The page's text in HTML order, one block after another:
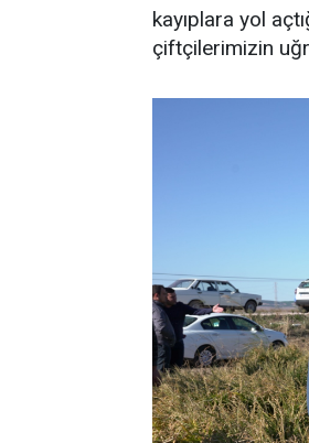
kayıplara yol
çiftçilerimizin